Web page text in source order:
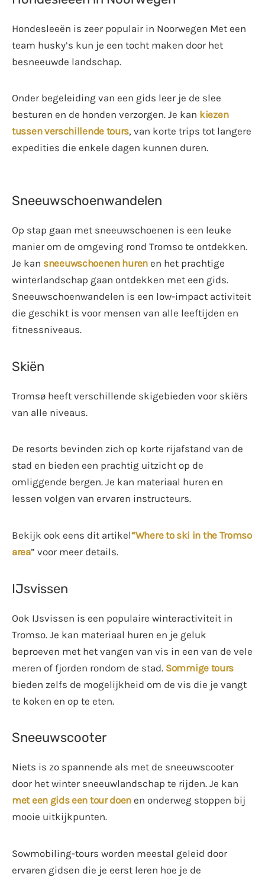
Hondesleeën is zeer populair in Noorwegen Met een
team husky’s kun je een tocht maken door het
besneeuwde landschap.
Onder begeleiding van een gids leer je de slee
besturen en de honden verzorgen. Je kan kiezen
tussen verschillende tours, van korte trips tot langere
expedities die enkele dagen kunnen duren.
Sneeuwschoenwandelen
Op stap gaan met sneeuwschoenen is een leuke
manier om de omgeving rond Tromso te ontdekken.
Je kan sneeuwschoenen huren en het prachtige
winterlandschap gaan ontdekken met een gids.
Sneeuwschoenwandelen is een low-impact activiteit
die geschikt is voor mensen van alle leeftijden en
fitnessniveaus.
Skiën
Tromsø heeft verschillende skigebieden voor skiërs
van alle niveaus.
De resorts bevinden zich op korte rijafstand van de
stad en bieden een prachtig uitzicht op de
omliggende bergen. Je kan materiaal huren en
lessen volgen van ervaren instructeurs.
Bekijk ook eens dit artikel“Where to ski in the Tromso
area” voor meer details.
IJsvissen
Ook IJsvissen is een populaire winteractiviteit in
Tromso. Je kan materiaal huren en je geluk
beproeven met het vangen van vis in een van de vele
meren of fjorden rondom de stad. Sommige tours
bieden zelfs de mogelijkheid om de vis die je vangt
te koken en op te eten.
Sneeuwscooter
Niets is zo spannende als met de sneeuwscooter
door het winter sneeuwlandschap te rijden. Je kan
met een gids een tour doen en onderweg stoppen bij
mooie uitkijkpunten.
Sowmobiling-tours worden meestal geleid door
ervaren gidsen die je eerst leren hoe je de